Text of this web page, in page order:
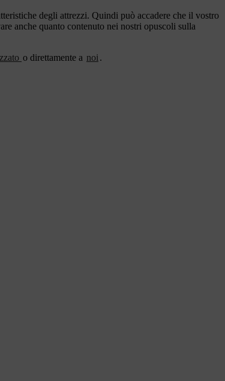
degli attrezzi. Quindi può accadere che il vostro
anche quanto contenuto nei nostri opuscoli sulla
o direttamente a noi .